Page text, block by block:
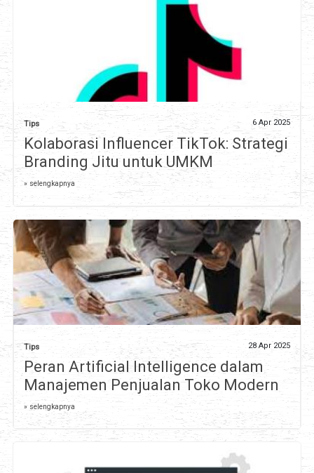
Tips 6 Apr 2025
Kolaborasi Influencer TikTok: Strategi
Branding Jitu untuk UMKM
» selengkapnya
Tips 28 Apr 2025
Peran Artificial Intelligence dalam
Manajemen Penjualan Toko Modern
» selengkapnya